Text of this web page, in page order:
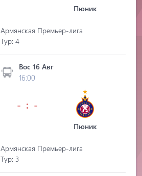
Пюник
Армянская Премьер-лига
Tур: 4
Вос 16 Авг
16:00
- : -
Пюник
Армянская Премьер-лига
Tур: 3